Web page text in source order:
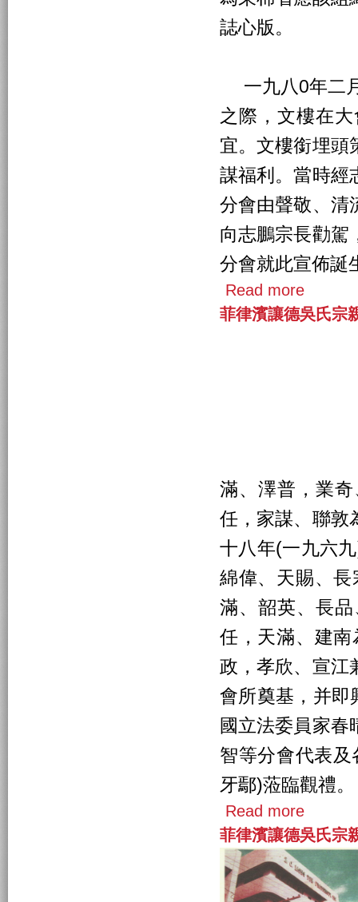
誌心版。
一九八0年二
之際，文樓在
宜。文樓銜埋頭
謀福利。當時經
分會由聲敬、清
向志鵬宗長勸駕
分會就此宣佈誕
Read more
菲律濱讓德吳氏宗
滿、澤普，業
任，家謀、聯敦
十八年(一九六
綿偉、天賜、
滿、韶英、長
任，天滿、建
政，孝欣、宣江
會所奠基，并即
國立法委員家春
智等分會代表
牙鄢)蒞臨觀禮。
Read more
菲律濱讓德吳氏宗